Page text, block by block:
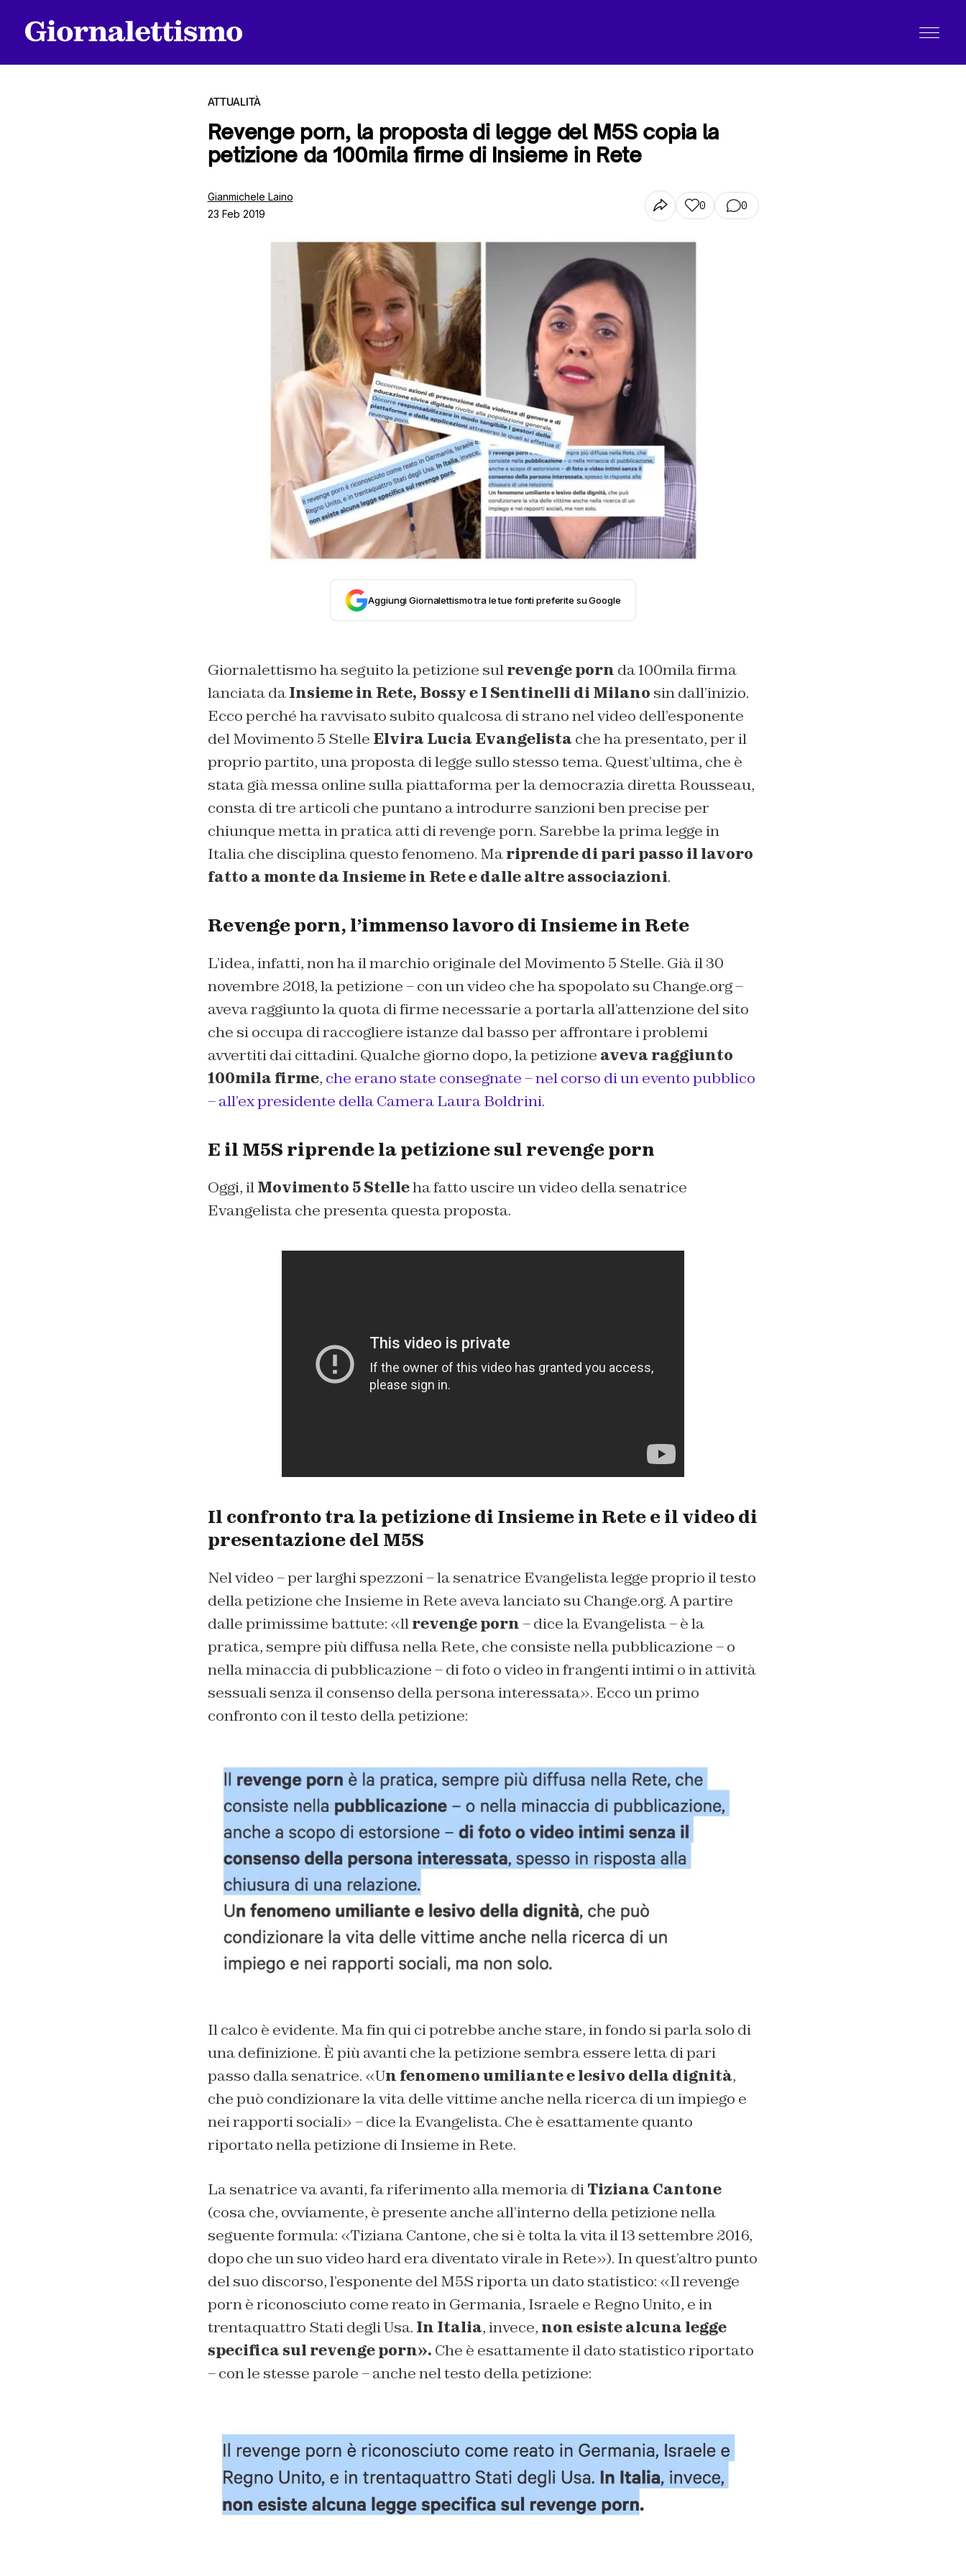
ATTUALITÀ
Revenge porn, la proposta di legge del M5S copia la
petizione da 100mila firme di Insieme in Rete
Gianmichele Laino
23 Feb 2019
0 0
Aggiungi Giornalettismo tra le tue fonti preferite su Google
Giornalettismoha seguito la petizione sulrevenge porn da 100mila firma
lanciata daInsieme in Rete, Bossy e I Sentinelli di Milano sin dall’inizio.
Ecco perché ha ravvisato subito qualcosa di strano nel video dell’esponente
del Movimento 5 Stelle Elvira Lucia Evangelista che ha presentato, per il
proprio partito, una proposta di legge sullo stesso tema. Quest’ultima, che è
stata già messa online sulla piattaforma per la democrazia diretta Rousseau,
consta di tre articoli che puntano a introdurre sanzioni ben precise per
chiunque metta in pratica atti di revenge porn. Sarebbe la prima legge in
Italia che disciplina questo fenomeno. Mariprende di pari passo il lavoro
fatto a monte da Insieme in Rete e dalle altre associazioni.
Revenge porn, l’immenso lavoro di Insieme in Rete
L’idea, infatti, non ha il marchio originale del Movimento 5 Stelle. Già il 30
novembre 2018, la petizione – con un video che ha spopolato su Change.org –
aveva raggiunto la quota di firme necessarie a portarla all’attenzione del sito
che si occupa di raccogliere istanze dal basso per affrontare i problemi
avvertiti dai cittadini. Qualche giorno dopo, la petizione aveva raggiunto
100mila firme, che erano state consegnate – nel corso di un evento pubblico
– all’ex presidente della Camera Laura Boldrini.
E il M5S riprende la petizione sul revenge porn
Oggi, ilMovimento 5 Stelleha fatto uscire un video della senatrice
Evangelista che presenta questa proposta.
Il confronto tra la petizione di Insieme in Rete e il video di
presentazione del M5S
Nel video – per larghi spezzoni – la senatrice Evangelista legge proprio il testo
della petizione che Insieme in Rete aveva lanciato su Change.org. A partire
dalle primissime battute: «llrevenge porn– dice la Evangelista – è la
pratica, sempre più diffusa nella Rete, che consiste nella pubblicazione – o
nella minaccia di pubblicazione – di foto o video in frangenti intimi o in attività
sessuali senza il consenso della persona interessata». Ecco un primo
confronto con il testo della petizione:
Il calco è evidente. Ma fin qui ci potrebbe anche stare, in fondo si parla solo di
una definizione. È più avanti che la petizione sembra essere letta di pari
passo dalla senatrice. «Un fenomeno umiliante e lesivo della dignità,
che può condizionare la vita delle vittime anche nella ricerca di un impiego e
nei rapporti sociali» – dice la Evangelista. Che è esattamente quanto
riportato nella petizione di Insieme in Rete.
La senatrice va avanti, fa riferimento alla memoria diTiziana Cantone
(cosa che, ovviamente, è presente anche all’interno della petizione nella
seguente formula: «Tiziana Cantone, che si è tolta la vita il 13 settembre 2016,
dopo che un suo video hard era diventato virale in Rete»). In quest’altro punto
del suo discorso, l’esponente del M5S riporta un dato statistico: «Il revenge
porn è riconosciuto come reato in Germania, Israele e Regno Unito, e in
trentaquattro Stati degli Usa. In Italia, invece, non esiste alcuna legge
specifica sul revenge porn». Che è esattamente il dato statistico riportato
– con le stesse parole – anche nel testo della petizione: